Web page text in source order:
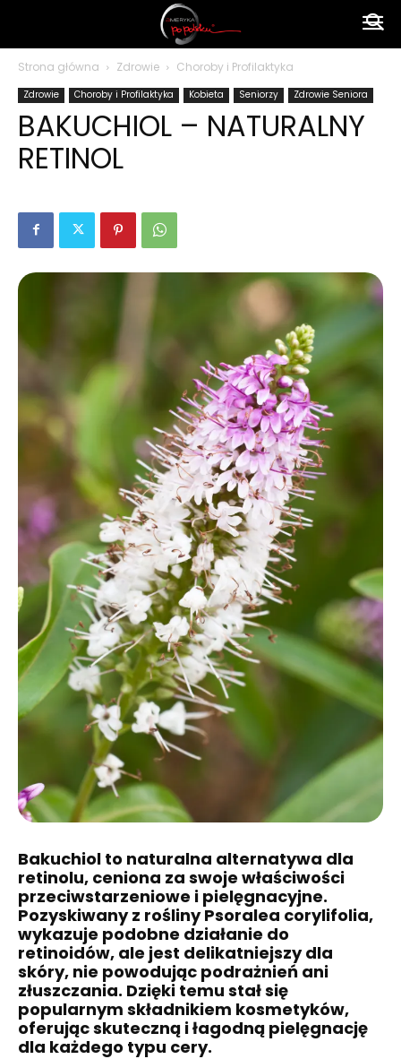
Strona główna Zdrowie Choroby i Profilaktyka
Zdrowie Choroby i Profilaktyka Kobieta Seniorzy Zdrowie Seniora
BAKUCHIOL – NATURALNY
RETINOL
Bakuchiol to naturalna alternatywa dla
retinolu, ceniona za swoje właściwości
przeciwstarzeniowe i pielęgnacyjne.
Pozyskiwany z rośliny Psoralea corylifolia,
wykazuje podobne działanie do
retinoidów, ale jest delikatniejszy dla
skóry, nie powodując podrażnień ani
złuszczania. Dzięki temu stał się
popularnym składnikiem kosmetyków,
oferując skuteczną i łagodną pielęgnację
dla każdego typu cery.